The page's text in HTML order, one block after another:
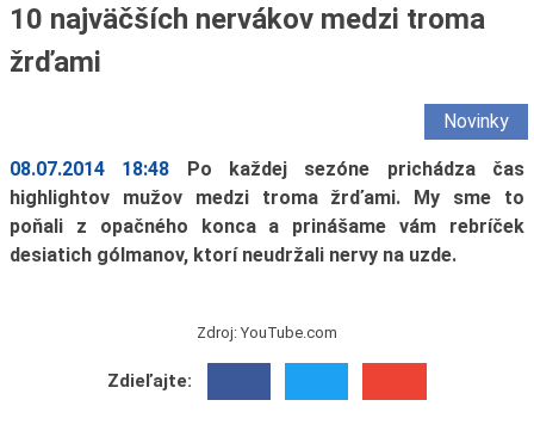
10 najväčších nervákov medzi troma
žrďami
Novinky
08.07.2014 18:48
Po každej sezóne prichádza čas
highlightov mužov medzi troma žrďami. My sme to
poňali z opačného konca a prinášame vám rebríček
desiatich gólmanov, ktorí neudržali nervy na uzde.
Zdroj: YouTube.com
Zdieľajte: